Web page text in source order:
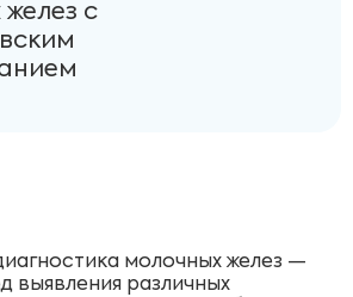
с
молочных желез —
выявления различных